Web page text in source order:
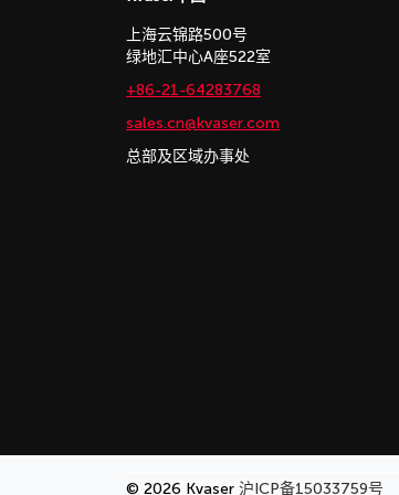
上海云锦路500号
绿地汇中心A座522室
+86-21-64283768
sales.cn@kvaser.com
总部及区域办事处
© 2026 Kvaser 沪ICP备15033759号